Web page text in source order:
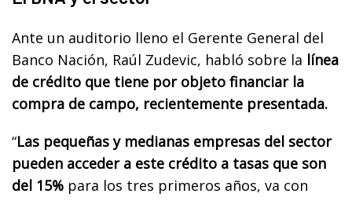
Ante un auditorio lleno el Gerente General del
Banco Nación, Raúl Zudevic, habló sobre la línea
de crédito que tiene por objeto financiar la
compra de campo, recientemente presentada.
“Las pequeñas y medianas empresas del sector
pueden acceder a este crédito a tasas que son
del 15% para los tres primeros años, va con